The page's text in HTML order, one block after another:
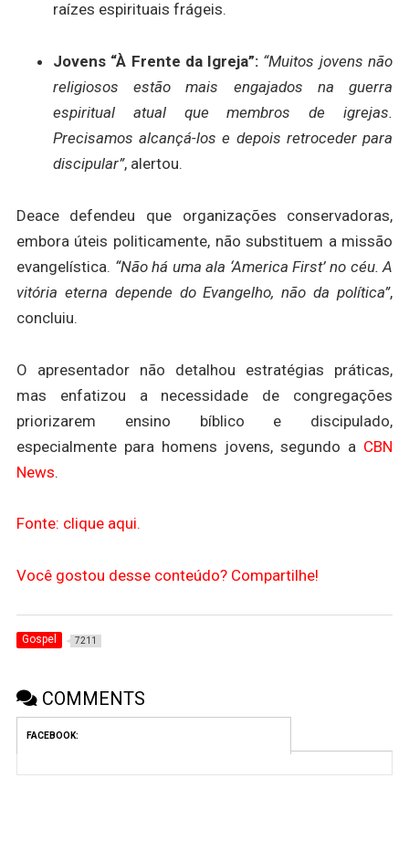
raízes espirituais frágeis.
Jovens “À Frente da Igreja”: “Muitos jovens não
religiosos estão mais engajados na guerra
espiritual atual que membros de igrejas.
Precisamos alcançá-los e depois retroceder para
discipular”, alertou.
Deace defendeu que organizações conservadoras,
embora úteis politicamente, não substituem a missão
evangelística. “Não há uma ala ‘America First’ no céu. A
vitória eterna depende do Evangelho, não da política”,
concluiu.
O apresentador não detalhou estratégias práticas,
mas enfatizou a necessidade de congregações
priorizarem ensino bíblico e discipulado,
especialmente para homens jovens, segundo a CBN
News.
Fonte: clique aqui.
Você gostou desse conteúdo? Compartilhe!
Gospel 7211
COMMENTS
FACEBOOK: